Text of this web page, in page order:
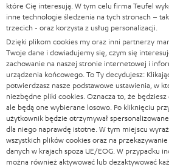
INNE KRAJE
Nota prawna OWH
Polityka prywatności
Ustawienia ochrony prywatności
EU Data Act
które Cię interesują. W tym celu firma Teufel
inne technologie śledzenia na tych stronach –
trzecich - oraz korzysta z usług personalizacji.
Dzięki plikom cookies my oraz inni partnerzy
Twoje dane i dowiadujemy się, czym się
zachowanie na naszej stronie internetowej i
urządzenia końcowego. To Ty decydujesz:
potwierdzasz nasze podstawowe ustawienia, w
niezbędne pliki cookies. Oznacza to, że
ale będą one wybierane losowo. Po kliknięciu
użytkownik będzie otrzymywał
dla niego naprawdę istotne. W tym miejscu
wszystkich plików cookies oraz na
danych w krajach spoza UE/EOG. W przypadku
można również aktywować lub dezaktywować